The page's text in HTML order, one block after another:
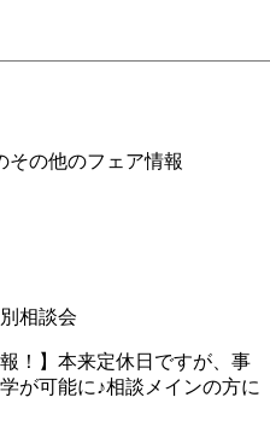
その他のフェア情報
相談会
！】本来定休日ですが、事
が可能に♪相談メインの方に